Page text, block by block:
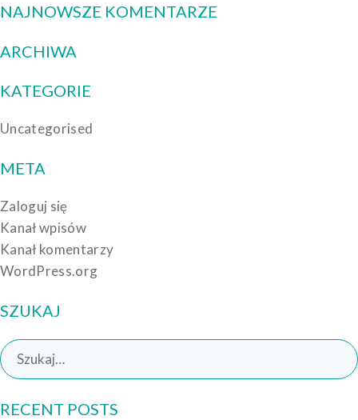
NAJNOWSZE KOMENTARZE
ARCHIWA
KATEGORIE
Uncategorised
META
Zaloguj się
Kanał wpisów
Kanał komentarzy
WordPress.org
SZUKAJ
Search
for:
RECENT POSTS